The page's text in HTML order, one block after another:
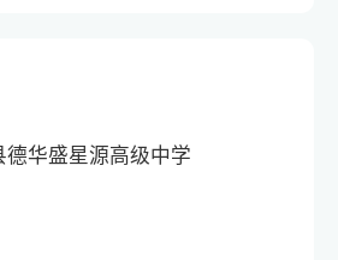
德华盛星源高级中学